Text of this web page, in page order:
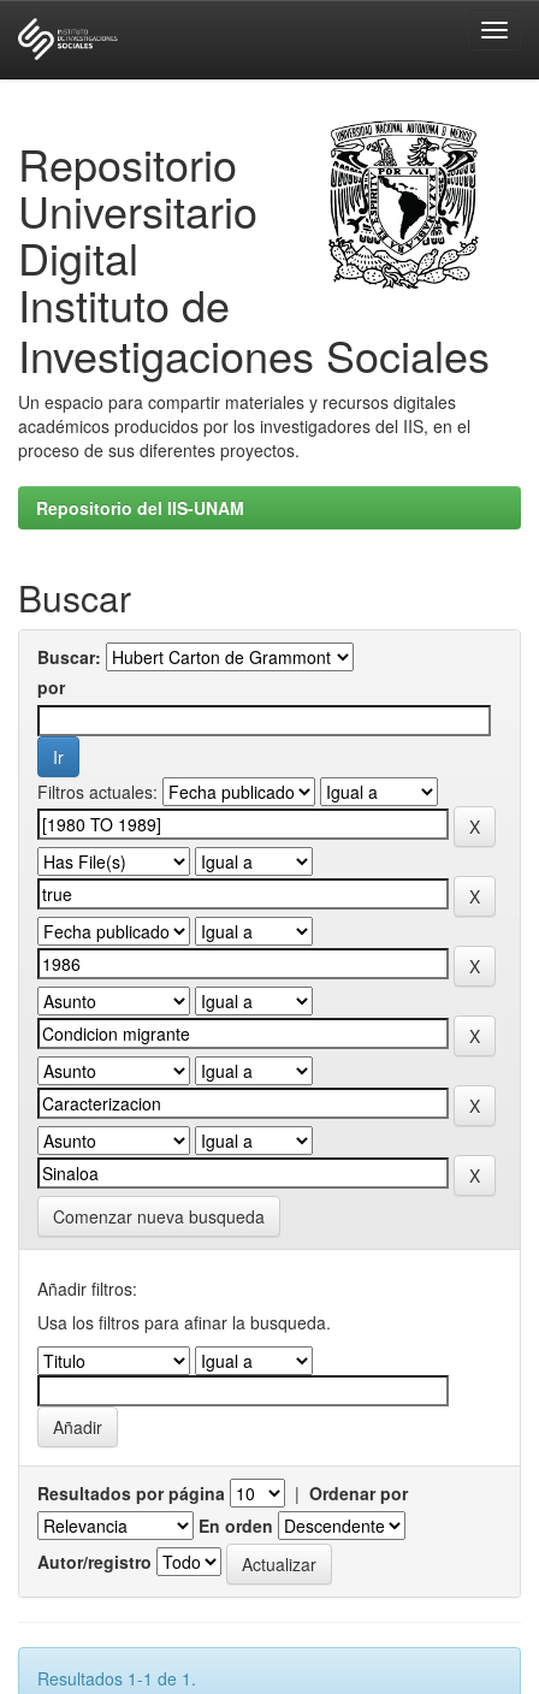
Repositorio
Universitario
Digital
Instituto de
Investigaciones Sociales
Un espacio para compartir materiales y recursos digitales
académicos producidos por los investigadores del IIS, en el
proceso de sus diferentes proyectos.
Repositorio del IIS-UNAM
Buscar
Buscar:
por
Filtros actuales:
Comenzar nueva busqueda
Añadir filtros:
Usa los filtros para afinar la busqueda.
Resultados por página | Ordenar por
En orden
Autor/registro
Resultados 1-1 de 1.